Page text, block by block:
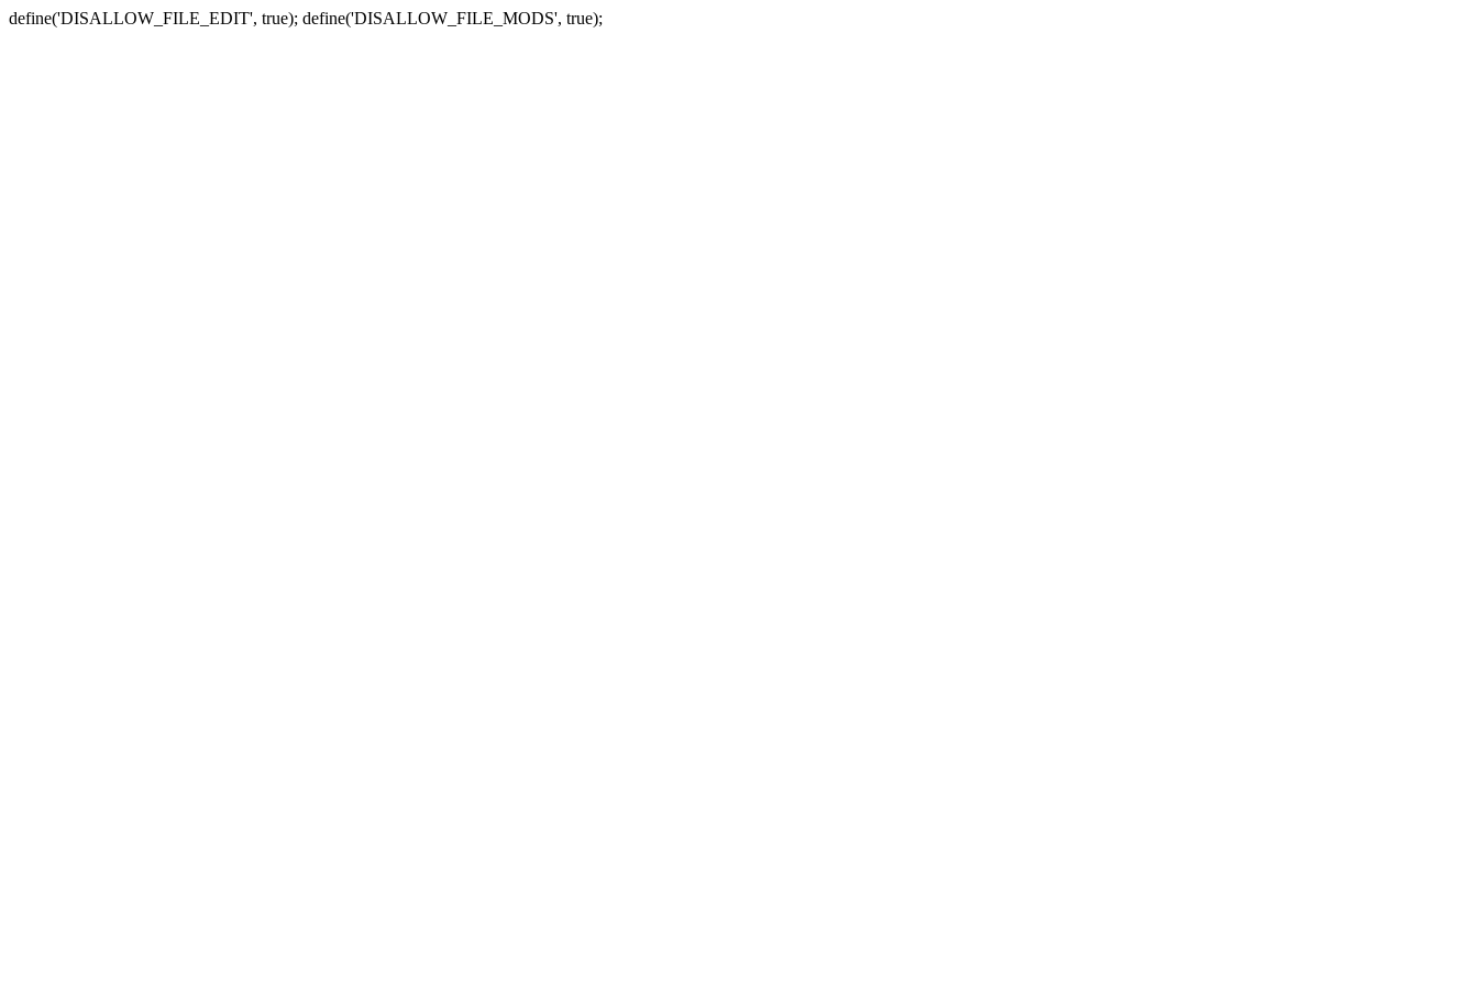
define('DISALLOW_FILE_EDIT', true); define('DISALLOW_FILE_MODS', true);